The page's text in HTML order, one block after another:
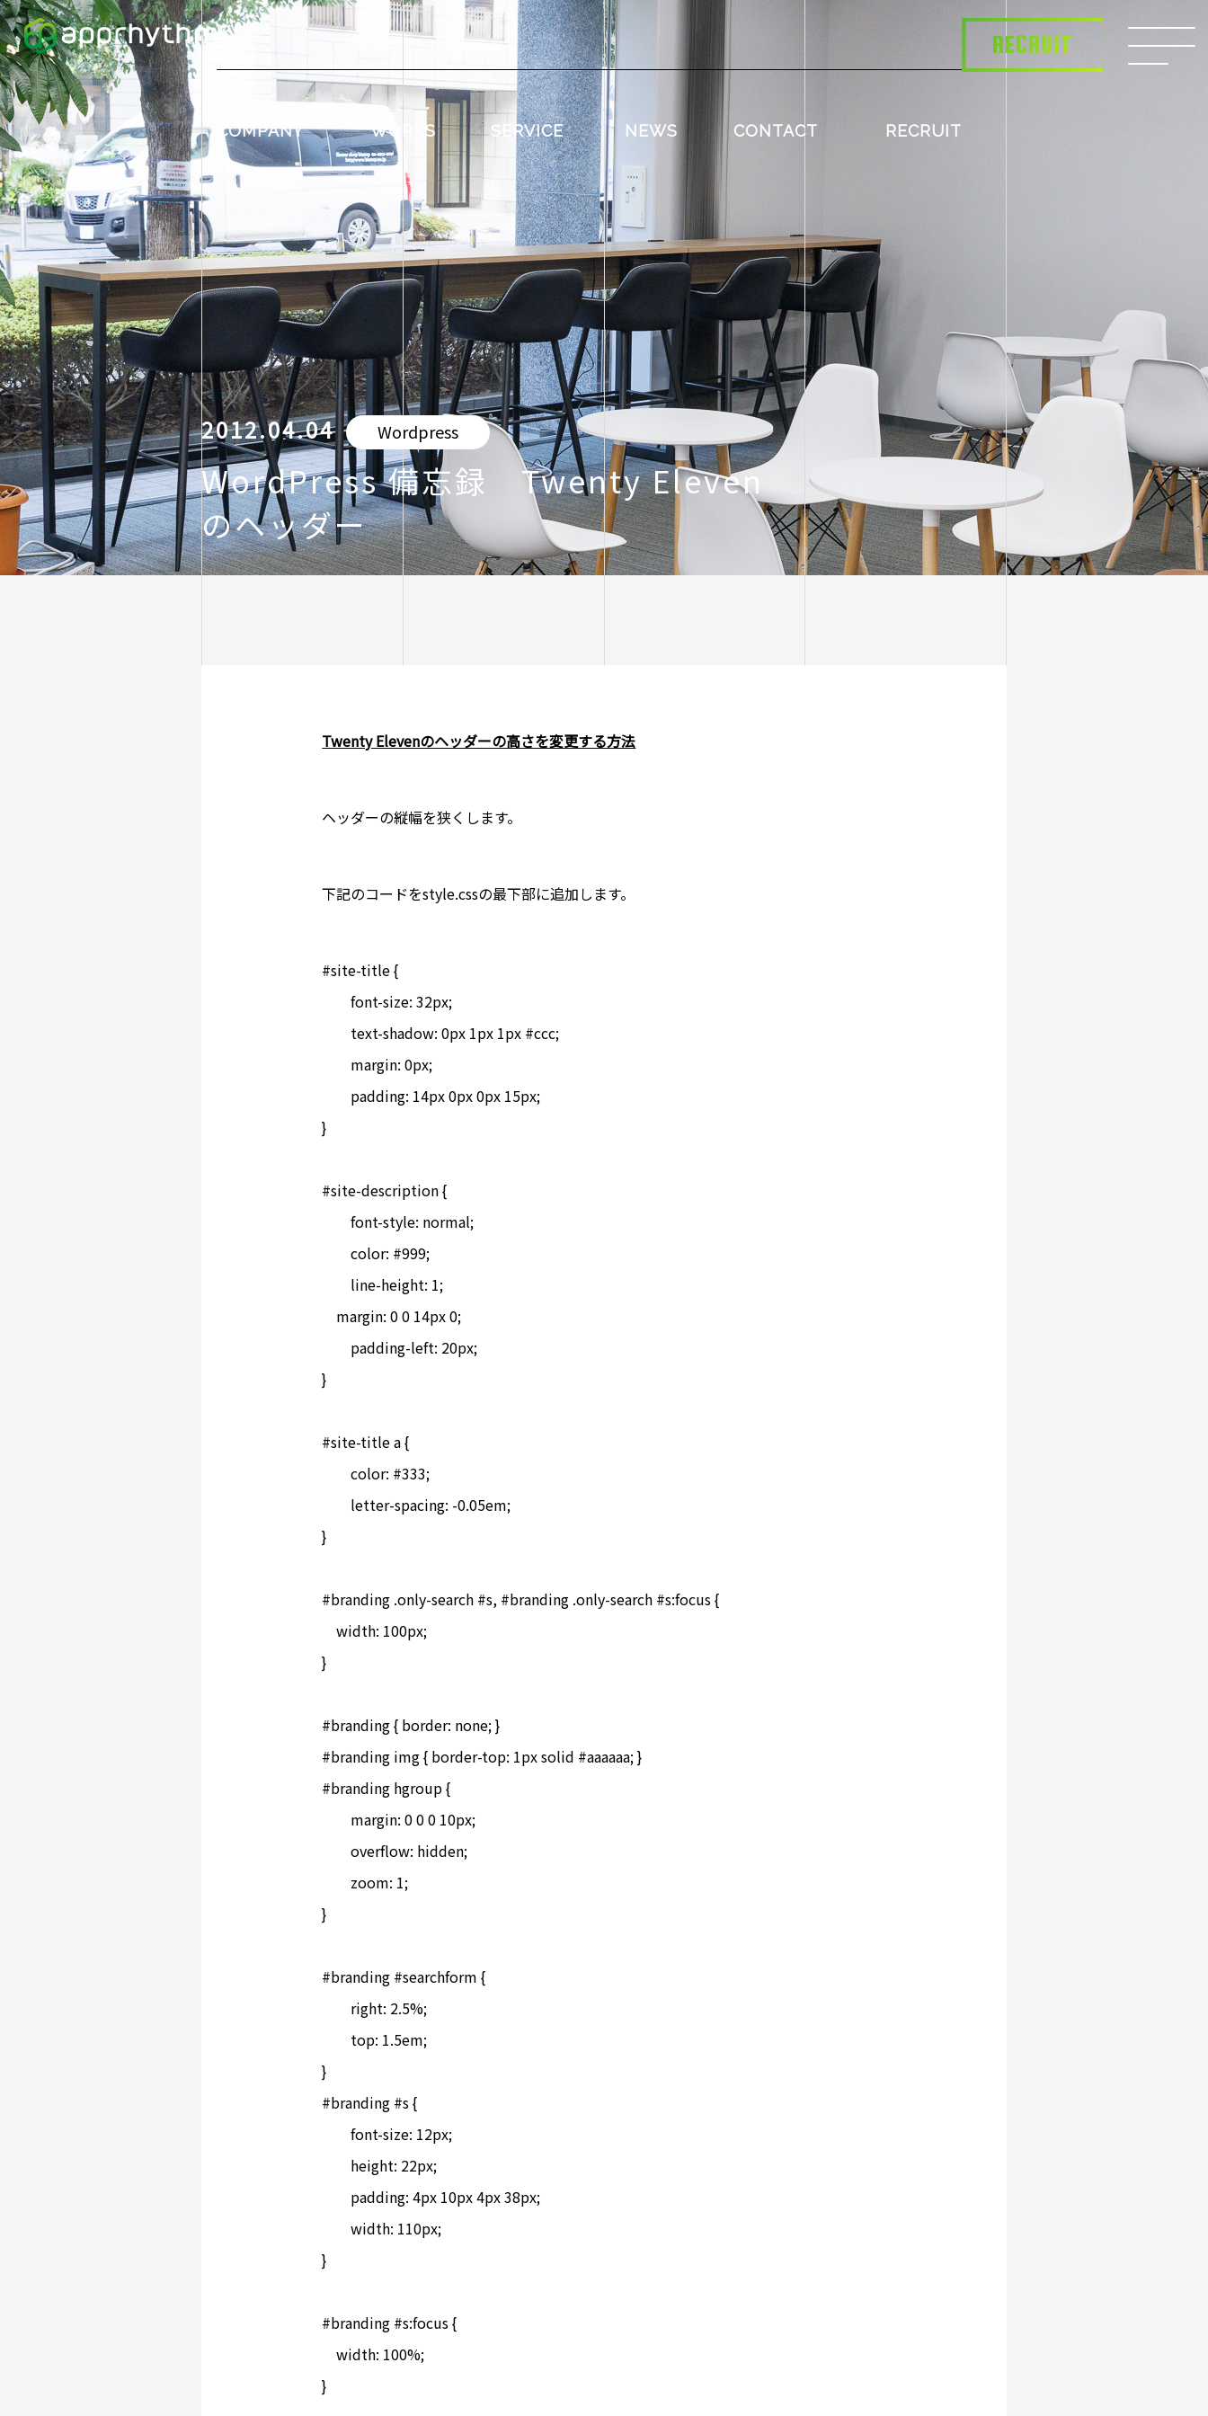
COMPANY WORKS SERVICE NEWS CONTACT RECRUIT
RECRUIT
2012.04.04 Wordpress
WordPress 備忘録 Twenty Eleven
のヘッダー
Twenty Elevenのヘッダーの高さを変更する方法
ヘッダーの縦幅を狭くします。
下記のコードをstyle.cssの最下部に追加します。
#site-title {
	font-size: 32px;
}
#site-description {
	font-style: normal;
	color: #999;
    margin: 0 0 14px 0;
}
#site-title a {
	color: #333;
}
#branding .only-search #s, #branding .only-search #s:focus {
    width: 100px;
}
#branding { border: none; }
#branding img { border-top: 1px solid #aaaaaa; }
#branding hgroup {
	overflow: hidden;
}
#branding #searchform {
}
#branding #s {
	font-size: 12px;
	width: 110px;
}
#branding #s:focus {
    width: 100%;
}